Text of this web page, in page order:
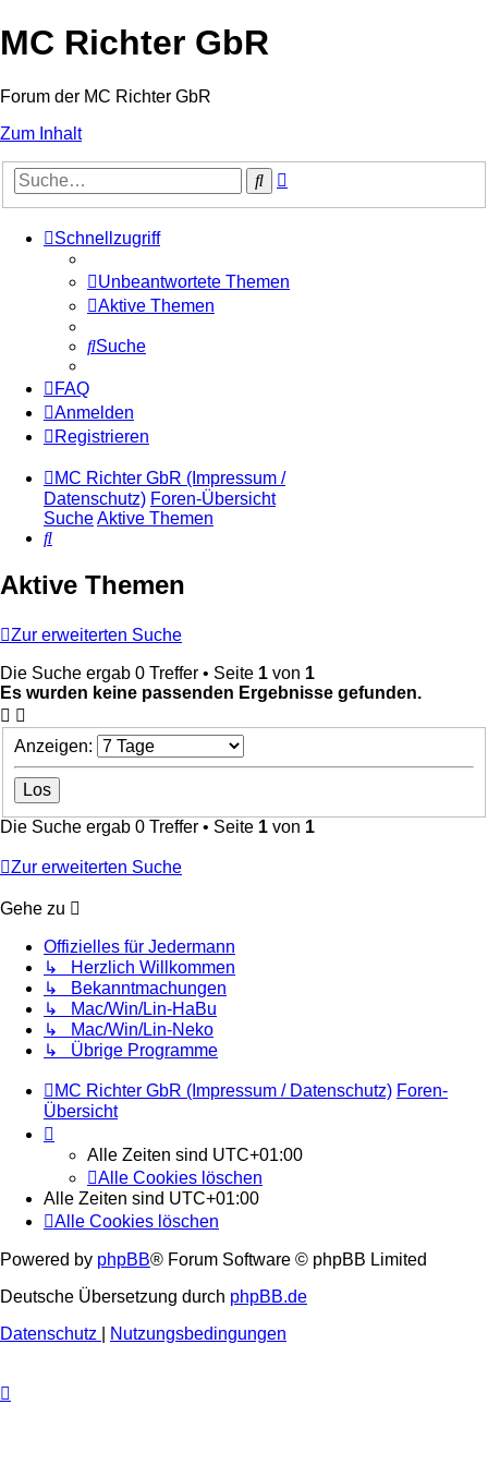
MC Richter GbR
Forum der MC Richter GbR
Zum Inhalt
Suche
Schnellzugriff
Unbeantwortete Themen
Aktive Themen
Suche
FAQ
Anmelden
Registrieren
MC Richter GbR (Impressum /
Datenschutz) Foren-Übersicht
SucheAktive Themen
Suche
Aktive Themen
Zur erweiterten Suche
Die Suche ergab 0 Treffer • Seite 1 von 1
Es wurden keine passenden Ergebnisse gefunden.
Anzeigen:
Die Suche ergab 0 Treffer • Seite 1 von 1
Zur erweiterten Suche
Gehe zu
Offizielles für Jedermann
↳ Herzlich Willkommen
↳ Bekanntmachungen
↳ Mac/Win/Lin-HaBu
↳ Mac/Win/Lin-Neko
↳ Übrige Programme
MC Richter GbR (Impressum / Datenschutz) Foren-
Übersicht
Alle Zeiten sind UTC+01:00
Alle Cookies löschen
Alle Zeiten sind UTC+01:00
Alle Cookies löschen
Powered by phpBB® Forum Software © phpBB Limited
Deutsche Übersetzung durch phpBB.de
Datenschutz
Nutzungsbedingungen